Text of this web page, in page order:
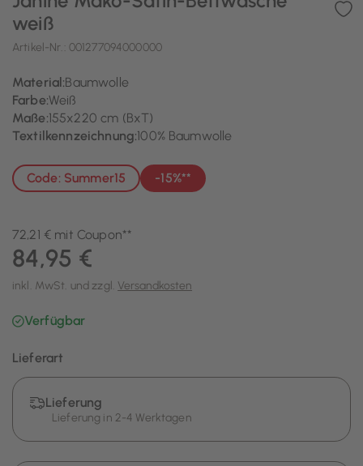
weiß
Artikel-Nr.: 001277094000000
Material:Baumwolle
Farbe:Weiß
Maße:155x220 cm (BxT)
Textilkennzeichnung:100% Baumwolle
Code: Summer15 -15%**
72,21 € mit Coupon**
84,95 €
inkl. MwSt. und zzgl. Versandkosten
Verfügbar
Lieferart
Lieferung
Lieferung in 2-4 Werktagen